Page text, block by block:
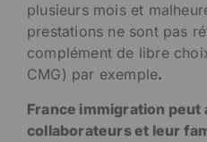
plusieurs mois et
prestations ne sont pas
complément de libre
CMG) par exemple.
France immigration peut
collaborateurs et leur